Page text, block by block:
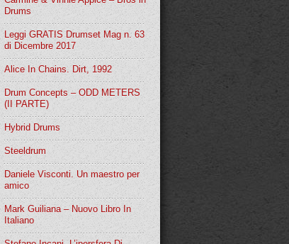
Drums
Leggi GRATIS Drumset Mag n. 63
di Dicembre 2017
Alice In Chains. Dirt, 1992
Drum Concepts – ODD METERS
(II PARTE)
Hybrid Drums
Steeldrum
Daniele Visconti. Un maestro per
amico
Mark Guiliana – Nuovo Libro In
Italiano